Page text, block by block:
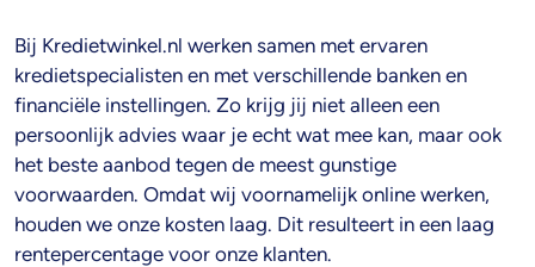
Bij Kredietwinkel.nl werken samen met ervaren
kredietspecialisten en met verschillende banken en
financiële instellingen. Zo krijg jij niet alleen een
persoonlijk advies waar je echt wat mee kan, maar ook
het beste aanbod tegen de meest gunstige
voorwaarden. Omdat wij voornamelijk online werken,
houden we onze kosten laag. Dit resulteert in een laag
rentepercentage voor onze klanten.